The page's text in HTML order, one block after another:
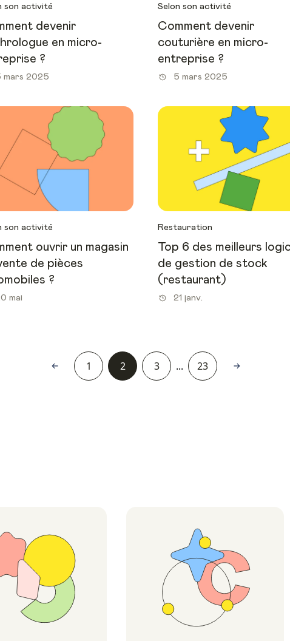
son activité
devenir
en micro-
?
mars 2025
Selon son activité
Comment devenir
couturière en micro-
entreprise ?
5 mars 2025
son activité
ouvrir un magasin
de pièces
?
mai
Restauration
Top 6 des meilleurs
de gestion de stock
(restaurant)
21 janv.
1 2 3 ... 23